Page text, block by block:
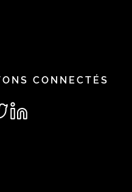
CONNECTÉS